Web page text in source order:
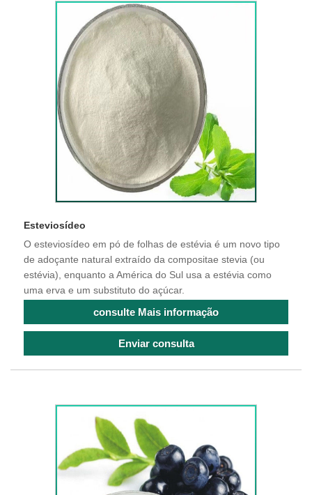
Esteviosídeo
O esteviosídeo em pó de folhas de estévia é um novo tipo
de adoçante natural extraído da compositae stevia (ou
estévia), enquanto a América do Sul usa a estévia como
uma erva e um substituto do açúcar.
consulte Mais informação
Enviar consulta